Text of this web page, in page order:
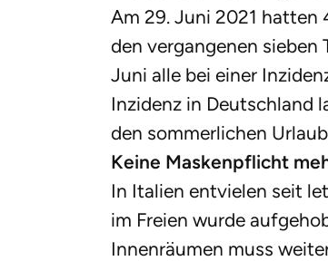
Am 29. Juni 2021 hatten
den vergangenen sieben
Juni alle bei einer
Inzidenz in Deutschland
den sommerlichen
Keine Maskenpflicht
In Italien entvielen seit
im Freien wurde
Innenräumen muss